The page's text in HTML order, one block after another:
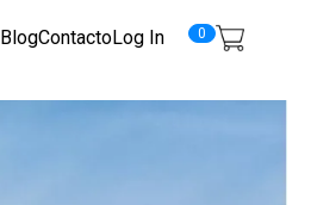
BlogContactoLog In 0